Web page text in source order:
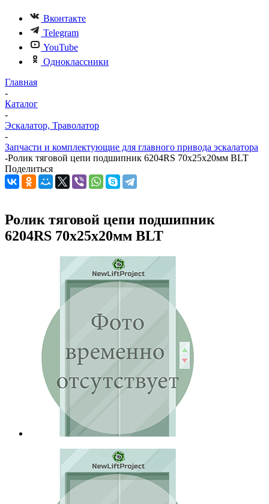
Вконтакте
Telegram
YouTube
Одноклассники
Главная
-
Каталог
-
Эскалатор, Траволатор
-
Запчасти и комплектующие для главного привода эскалатора
-Ролик тяговой цепи подшипник 6204RS 70х25х20мм BLT
Поделиться
Ролик тяговой цепи подшипник
6204RS 70х25х20мм BLT